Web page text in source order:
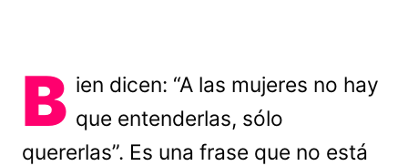
B ien dicen: “A las mujeres no hay
que entenderlas, sólo
quererlas”. Es una frase que no está